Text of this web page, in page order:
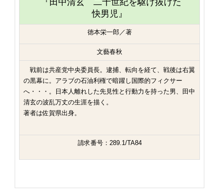
『 田中清玄 二十世紀を駆け抜けた
快男児』
徳本栄一郎／著
文藝春秋
戦前は共産党中央委員長。逮捕、転向を経て、戦後は右翼
の黒幕に。アラブの石油利権で暗躍し国際的フィクサー
へ・・・。日本人離れした先見性と行動力を持った男、田中
清玄の波乱万丈の生涯を描く。
著者は佐賀県出身。
請求番号：289.1/TA84